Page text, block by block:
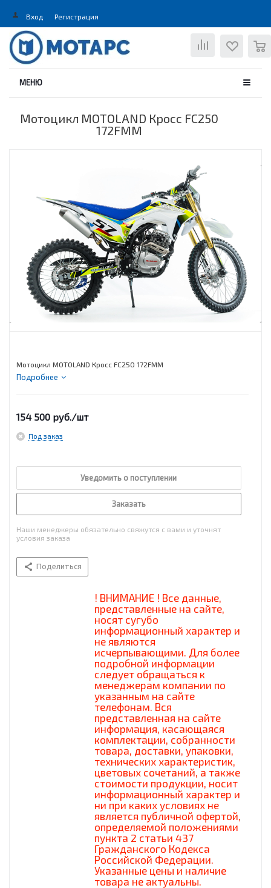
Вход Регистрация
МЕНЮ
Мотоцикл MOTOLAND Кросс FC250
172FMM
Мотоцикл MOTOLAND Кросс FC250 172FMM
Подробнее
154 500 руб./шт
Под заказ
Уведомить о поступлении
Заказать
Наши менеджеры обязательно свяжутся с вами и уточнят
условия заказа
Поделиться
! ВНИМАНИЕ ! Все данные,
представленные на сайте,
носят сугубо
информационный характер и
не являются
исчерпывающими. Для более
подробной информации
следует обращаться к
менеджерам компании по
указанным на сайте
телефонам. Вся
представленная на сайте
информация, касающаяся
комплектации, собранности
товара, доставки, упаковки,
технических характеристик,
цветовых сочетаний, а также
стоимости продукции, носит
информационный характер и
ни при каких условиях не
является публичной офертой,
определяемой положениями
пункта 2 статьи 437
Гражданского Кодекса
Российской Федерации.
Указанные цены и наличие
товара не актуальны.